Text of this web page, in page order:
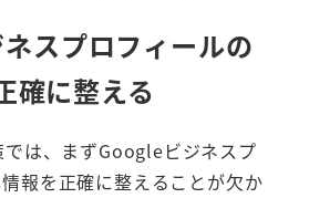
スプロフィールの
確に整える
では、まずGoogleビジネスプ
報を正確に整えることが欠か